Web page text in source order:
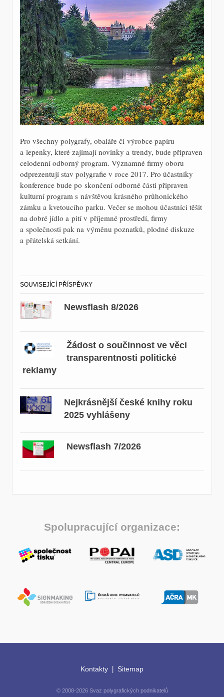
Pro všechny polygrafy, obaláře či výrobce papíru
a lepenky, které zajímají novinky a trendy, bude připraven
celodenní odborný program. Významné firmy oboru
odprezentují stav polygrafie v roce 2017. Pro účastníky
konference bude po skončení odborné části připraven
kulturní program s návštěvou krásného průhonického
zámku a kvetoucího parku. Večer se mohou účastníci těšit
na dobré jídlo a pití v příjemné prostředí, firmy
a společnosti pak na výměnu poznatků, plodné diskuze
a přátelská setkání.
SOUVISEJÍCÍ PŘÍSPĚVKY
Newsflash 8/2026
Žádost o součinnost ve věci
transparentnosti politické
reklamy
Nejkrásnější české knihy roku
2025 vyhlášeny
Newsflash 7/2026
Spolupracující organizace:
Kontakty | Sitemap
© 2008-2026 Svaz polygrafických podnikatelů